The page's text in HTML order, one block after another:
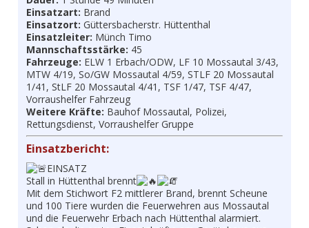
Einsatzart: Brand
Einsatzort: Güttersbacherstr. Hüttenthal
Einsatzleiter: Münch Timo
Mannschaftsstärke: 45
Fahrzeuge: ELW 1 Erbach/ODW, LF 10 Mossautal 3/43,
MTW 4/19, So/GW Mossautal 4/59, STLF 20 Mossautal
1/41, StLF 20 Mossautal 4/41, TSF 1/47, TSF 4/47,
Vorraushelfer Fahrzeug
Weitere Kräfte: Bauhof Mossautal, Polizei,
Rettungsdienst, Vorraushelfer Gruppe
Einsatzbericht:
EINSATZ
Stall in Hüttenthal brennt
Mit dem Stichwort F2 mittlerer Brand, brennt Scheune
und 100 Tiere wurden die Feuerwehren aus Mossautal
und die Feuerwehr Erbach nach Hüttenthal alarmiert.